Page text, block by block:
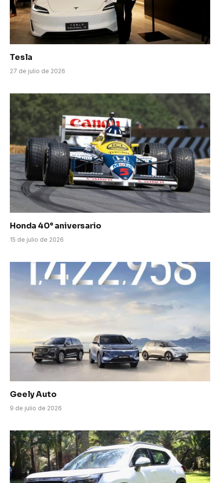
Tesla
27 de julio de 2026
Honda 40° aniversario
15 de julio de 2026
Geely Auto
9 de julio de 2026